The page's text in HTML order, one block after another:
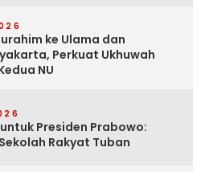
ke Ulama dan
Perkuat Ukhuwah
NU
Presiden Prabowo:
Rakyat Tuban